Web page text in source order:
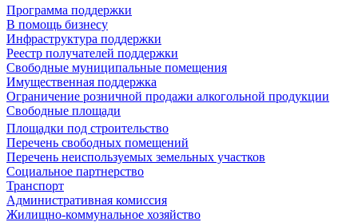
Программа поддержки
В помощь бизнесу
Инфраструктура поддержки
Реестр получателей поддержки
Свободные муниципальные помещения
Имущественная поддержка
Ограничение розничной продажи алкогольной продукции
Свободные площади
Площадки под строительство
Перечень свободных помещений
Перечень неиспользуемых земельных участков
Социальное партнерство
Транспорт
Административная комиссия
Жилищно-коммунальное хозяйство